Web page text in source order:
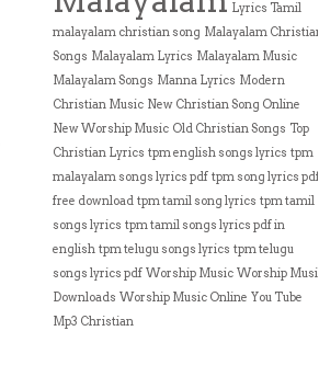
Lyrics Tamil
malayalam christian song Malayalam Christian
Songs Malayalam Lyrics Malayalam Music
Malayalam Songs Manna Lyrics Modern
Christian Music New Christian Song Online
New Worship Music Old Christian Songs Top
Christian Lyrics tpm english songs lyrics tpm
malayalam songs lyrics pdf tpm song lyrics pdf
free download tpm tamil song lyrics tpm tamil
songs lyrics tpm tamil songs lyrics pdf in
english tpm telugu songs lyrics tpm telugu
songs lyrics pdf Worship Music Worship Music
Downloads Worship Music Online You Tube
Mp3 Christian